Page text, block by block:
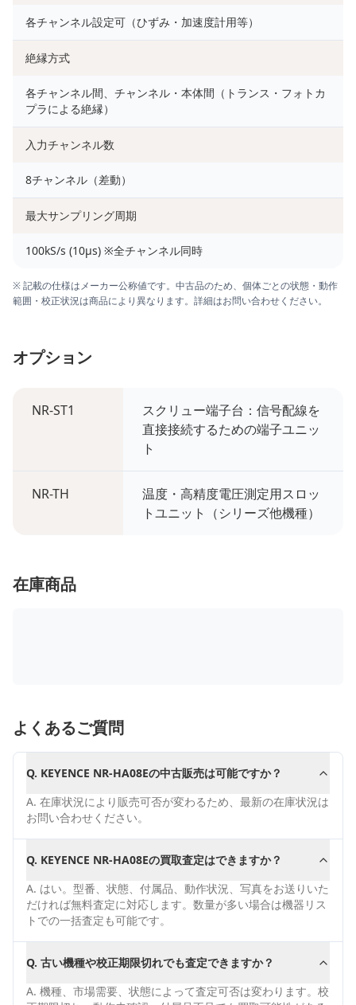
各チャンネル設定可（ひずみ・加速度計用等）
絶縁方式
各チャンネル間、チャンネル・本体間（トランス・フォトカ
プラによる絶縁）
入力チャンネル数
8チャンネル（差動）
最大サンプリング周期
100kS/s (10μs) ※全チャンネル同時
※ 記載の仕様はメーカー公称値です。中古品のため、個体ごとの状態・動作
範囲・校正状況は商品により異なります。詳細はお問い合わせください。
オプション
NR-ST1
スクリュー端子台：信号配線を
直接接続するための端子ユニッ
ト
NR-TH
温度・高精度電圧測定用スロッ
トユニット（シリーズ他機種）
在庫商品
よくあるご質問
Q. KEYENCE NR-HA08Eの中古販売は可能ですか？
A. 在庫状況により販売可否が変わるため、最新の在庫状況は
お問い合わせください。
Q. KEYENCE NR-HA08Eの買取査定はできますか？
A. はい。型番、状態、付属品、動作状況、写真をお送りいた
だければ無料査定に対応します。数量が多い場合は機器リス
トでの一括査定も可能です。
Q. 古い機種や校正期限切れでも査定できますか？
A. 機種、市場需要、状態によって査定可否は変わります。校